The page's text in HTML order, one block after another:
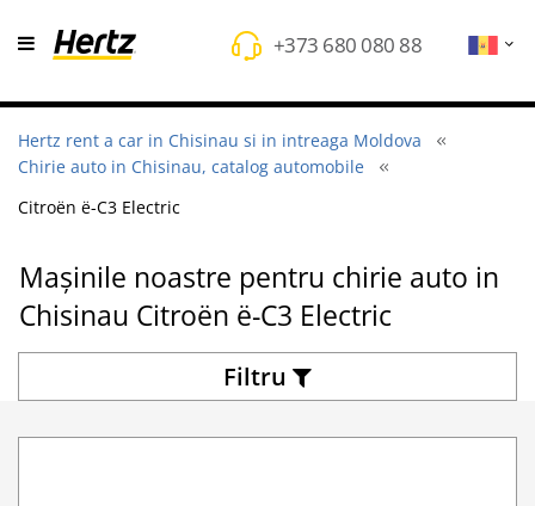
+373 680 080 88
Hertz rent a car in Chisinau si in intreaga Moldova
Chirie auto in Chisinau, catalog automobile
Citroën ë-C3 Electric
Mașinile noastre pentru chirie auto in
Chisinau Citroën ë-C3 Electric
Filtru